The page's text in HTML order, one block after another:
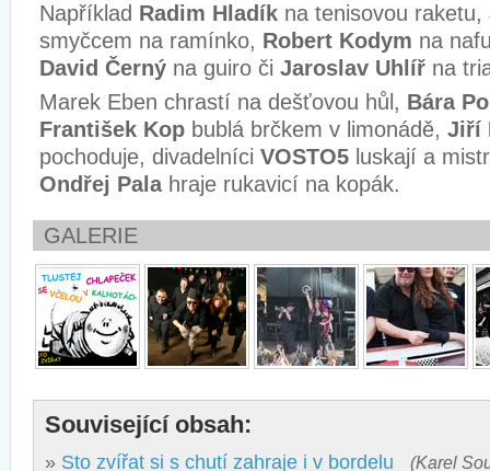
Například Radim Hladík na tenisovou raketu,
smyčcem na ramínko, Robert Kodym na
David Černý na guiro či Jaroslav Uhlíř na
Marek Eben chrastí na dešťovou hůl, Bára
František Kop bublá brčkem v limonádě, Jiří
pochoduje, divadelníci VOSTO5 luskají a
Ondřej Palahraje rukavicí na kopák.
GALERIE
Související obsah:
» Sto zvířat si s chutí zahraje i v bordelu (Karel